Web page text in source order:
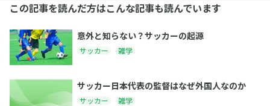
この記事を読んだ方はこんな記事も読んでいます
意外と知らない？サッカーの起源
サッカー 雑学
サッカー日本代表の監督はなぜ外国人なのか
サッカー 雑学